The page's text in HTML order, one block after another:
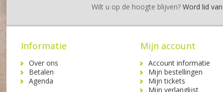
Wilt u op de hoogte blijven?Word lid
Informatie
Over ons
Betalen
Agenda
Mijn account
Account informatie
Mijn bestellingen
Mijn tickets
Mijn verlanglijst